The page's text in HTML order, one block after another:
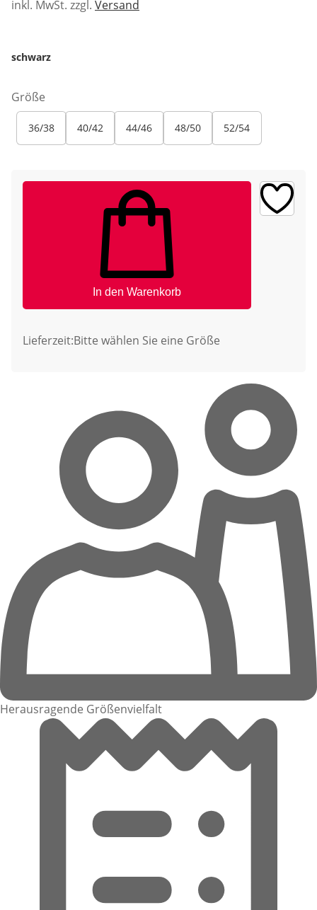
inkl. MwSt. zzgl. Versand
schwarz
Größe
36/38 40/42 44/46 48/50 52/54
In den Warenkorb
Lieferzeit:Bitte wählen Sie eine Größe
Herausragende Größenvielfalt